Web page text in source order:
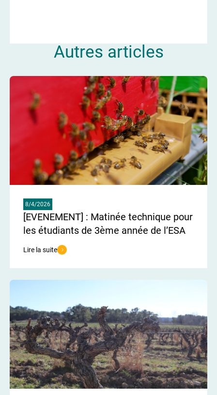
Autres articles
8/4/2026
[EVENEMENT] : Matinée technique pour
les étudiants de 3ème année de l’ESA
Lire la suite
de l'article [EVENEMENT] : Matinée technique pour les étudiants